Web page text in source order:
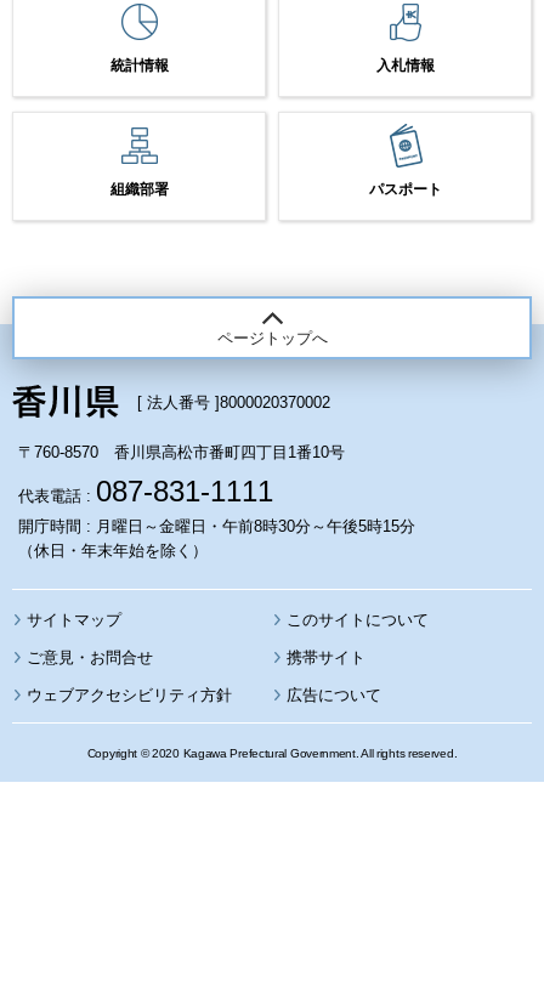
統計情報 入札情報
組織部署 パスポート
ページトップへ
[ 法人番号 ]8000020370002
〒760-8570 香川県高松市番町四丁目1番10号
代表電話 : 087-831-1111
開庁時間 : 月曜日～金曜日・午前8時30分～午後5時15分
（休日・年末年始を除く）
サイトマップ このサイトについて
携帯サイト
ウェブアクセシビリティ方針 広告について
Copyright © 2020 Kagawa Prefectural Government. All rights reserved.